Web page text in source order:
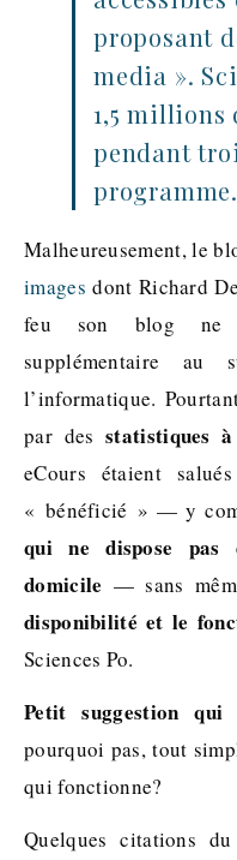
proposant
media ».
1,5 millions
pendant
programme.
Malheureusement, le
images dont Richard
feu son blog ne
supplémentaire
l’informatique.
par desstatistiques
eCours étaient
« bénéficié » — y
qui ne dispose pas
domicile — sans
disponibilité et le
Sciences Po.
Petit suggestion qui
pourquoi pas, tout
qui fonctionne?
Quelques citations